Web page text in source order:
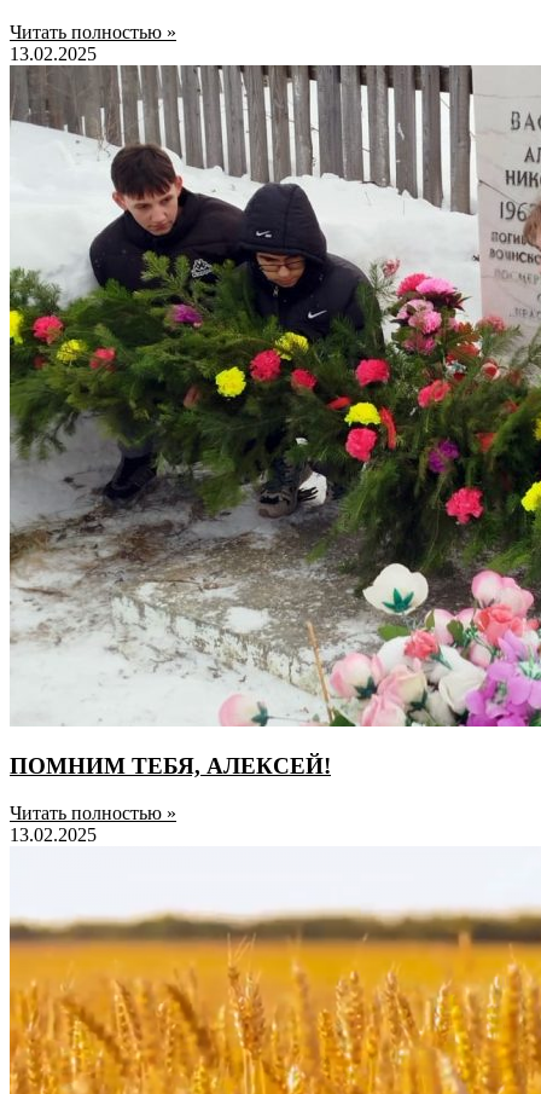
Читать полностью »
13.02.2025
ПОМНИМ ТЕБЯ, АЛЕКСЕЙ!
Читать полностью »
13.02.2025